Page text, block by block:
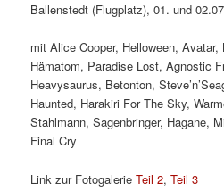
Ballenstedt (Flugplatz), 01. und
mit Alice Cooper, Helloween,
Hämatom, Paradise Lost, Agnostic
Heavysaurus, Betonton,
Haunted, Harakiri For The Sky,
Stahlmann, Sagenbringer, Hagane,
Final Cry
Link zur FotogalerieTeil 2,Teil 3